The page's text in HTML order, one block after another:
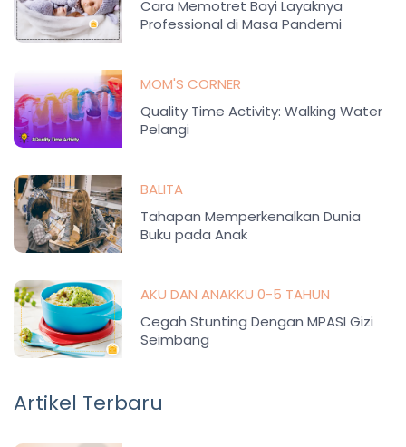
Cara Memotret Bayi Layaknya
Professional di Masa Pandemi
MOM'S CORNER
Quality Time Activity: Walking Water
Pelangi
BALITA
Tahapan Memperkenalkan Dunia
Buku pada Anak
AKU DAN ANAKKU 0-5 TAHUN
Cegah Stunting Dengan MPASI Gizi
Seimbang
Artikel Terbaru